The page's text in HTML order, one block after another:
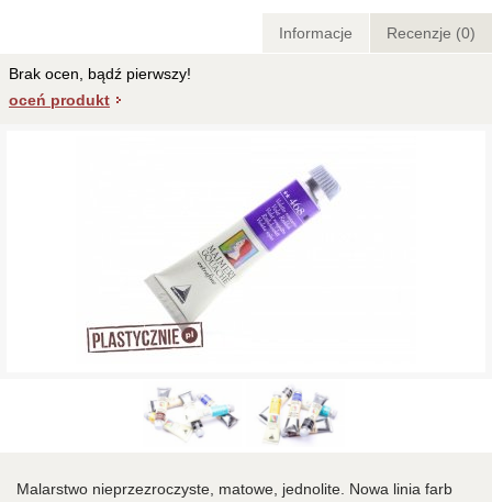
Recenzje (0)
Informacje
Brak ocen, bądź pierwszy!
oceń produkt
Malarstwo nieprzezroczyste, matowe, jednolite. Nowa linia farb